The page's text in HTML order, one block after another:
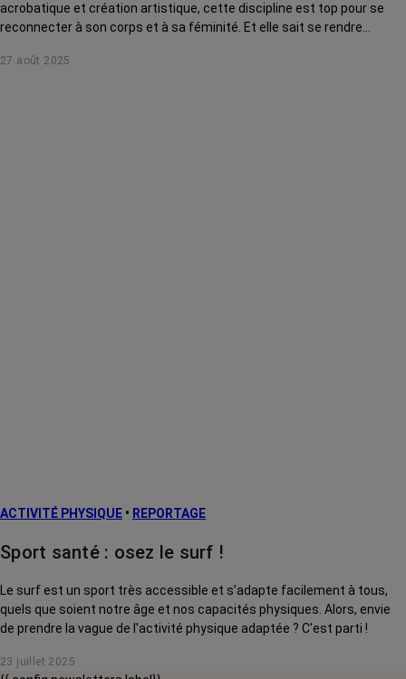
acrobatique et création artistique, cette discipline est top pour se
reconnecter à son corps et à sa féminité. Et elle sait se rendre
Démonstration.
27 août 2025
ACTIVITÉ PHYSIQUE • REPORTAGE
Sport santé : osez le surf !
Le surf est un sport très accessible et s’adapte facilement à tous,
quels que soient notre âge et nos capacités physiques. Alors, envie
de prendre la vague de l'activité physique adaptée ? C'est parti !
23 juillet 2025